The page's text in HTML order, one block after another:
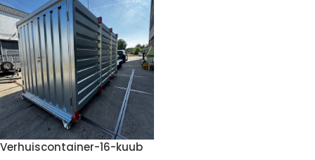
Verhuiscontainer-16-kuub